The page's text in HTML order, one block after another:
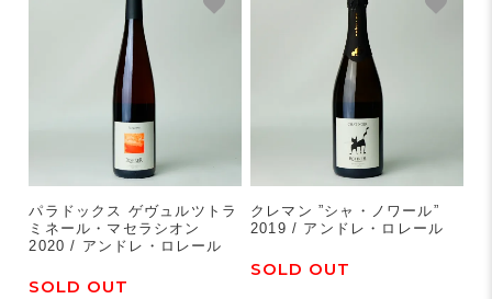
パラドックス ゲヴュルツトラ
ミネール・マセラシオン
2020 / アンドレ・ロレール
SOLD OUT
クレマン ”シャ・ノワール”
2019 / アンドレ・ロレール
SOLD OUT